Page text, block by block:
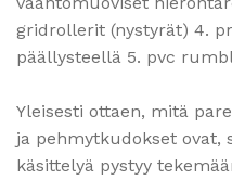
gridrollerit (nystyrät) 4.
päällysteellä 5. pvc
Yleisesti ottaen, mitä
ja pehmytkudokset
käsittelyä pystyy